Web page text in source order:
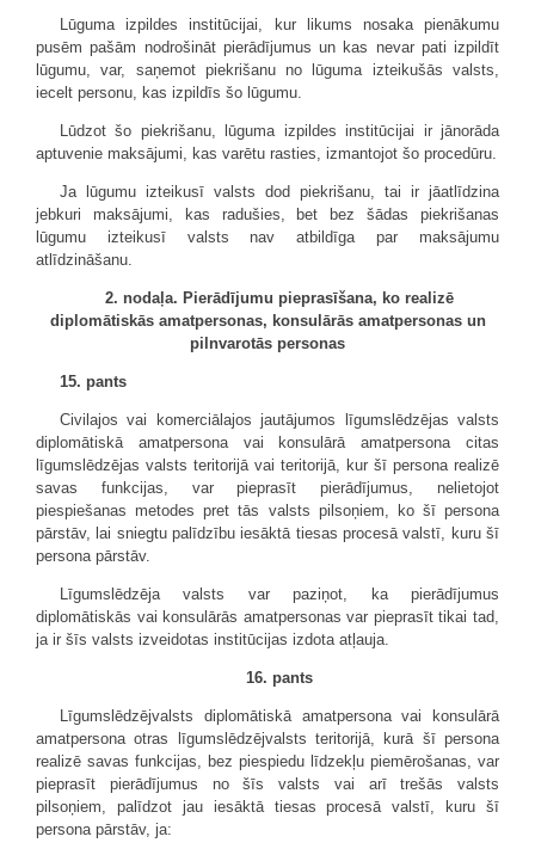
Lūguma izpildes institūcijai, kur likums nosaka pienākumu
pusēm pašām nodrošināt pierādījumus un kas nevar pati izpildīt
lūgumu, var, saņemot piekrišanu no lūguma izteikušās valsts,
iecelt personu, kas izpildīs šo lūgumu.
Lūdzot šo piekrišanu, lūguma izpildes institūcijai ir jānorāda
aptuvenie maksājumi, kas varētu rasties, izmantojot šo procedūru.
Ja lūgumu izteikusī valsts dod piekrišanu, tai ir jāatlīdzina
jebkuri maksājumi, kas radušies, bet bez šādas piekrišanas
lūgumu izteikusī valsts nav atbildīga par maksājumu
atlīdzināšanu.
2. nodaļa. Pierādījumu pieprasīšana, ko realizē
diplomātiskās amatpersonas, konsulārās amatpersonas un
pilnvarotās personas
15. pants
Civilajos vai komerciālajos jautājumos līgumslēdzējas valsts
diplomātiskā amatpersona vai konsulārā amatpersona citas
līgumslēdzējas valsts teritorijā vai teritorijā, kur šī persona realizē
savas funkcijas, var pieprasīt pierādījumus, nelietojot
piespiešanas metodes pret tās valsts pilsoņiem, ko šī persona
pārstāv, lai sniegtu palīdzību iesāktā tiesas procesā valstī, kuru šī
persona pārstāv.
Līgumslēdzēja valsts var paziņot, ka pierādījumus
diplomātiskās vai konsulārās amatpersonas var pieprasīt tikai tad,
ja ir šīs valsts izveidotas institūcijas izdota atļauja.
16. pants
Līgumslēdzējvalsts diplomātiskā amatpersona vai konsulārā
amatpersona otras līgumslēdzējvalsts teritorijā, kurā šī persona
realizē savas funkcijas, bez piespiedu līdzekļu piemērošanas, var
pieprasīt pierādījumus no šīs valsts vai arī trešās valsts
pilsoņiem, palīdzot jau iesāktā tiesas procesā valstī, kuru šī
persona pārstāv, ja: